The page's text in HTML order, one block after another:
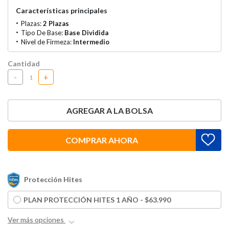
Características principales
Plazas:2 Plazas
Tipo De Base: Base Dividida
Nivel de Firmeza: Intermedio
Cantidad
- +
AGREGAR A LA BOLSA
COMPRAR AHORA
Protección Hites
PLAN PROTECCIÓN HITES 1 AÑO - $63.990
Ver más opciones